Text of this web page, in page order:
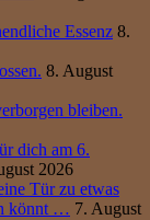
Essenz 8.
8. August
bleiben.
dich am 6.
2026
Tür zu etwas
könnt … 7. August